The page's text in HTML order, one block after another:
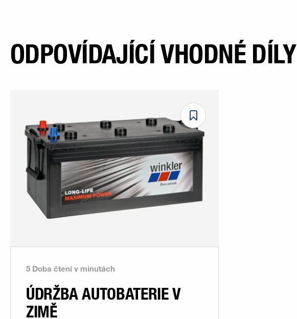
ODPOVÍDAJÍCÍ VHODNÉ DÍLY
5 Doba čtení v minutách
ÚDRŽBA AUTOBATERIE V
ZIMĚ